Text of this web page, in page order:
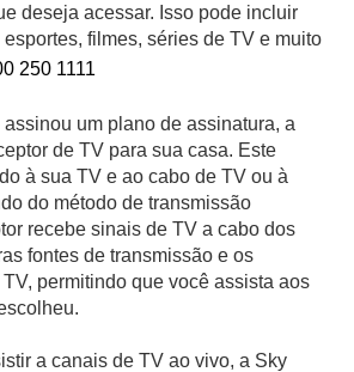
deseja acessar. Isso pode incluir
filmes, séries de TV e muito
250 1111
um plano de assinatura, a
de TV para sua casa. Este
à sua TV e ao cabo de TV ou à
do método de transmissão
recebe sinais de TV a cabo dos
fontes de transmissão e os
permitindo que você assista aos
a canais de TV ao vivo, a Sky